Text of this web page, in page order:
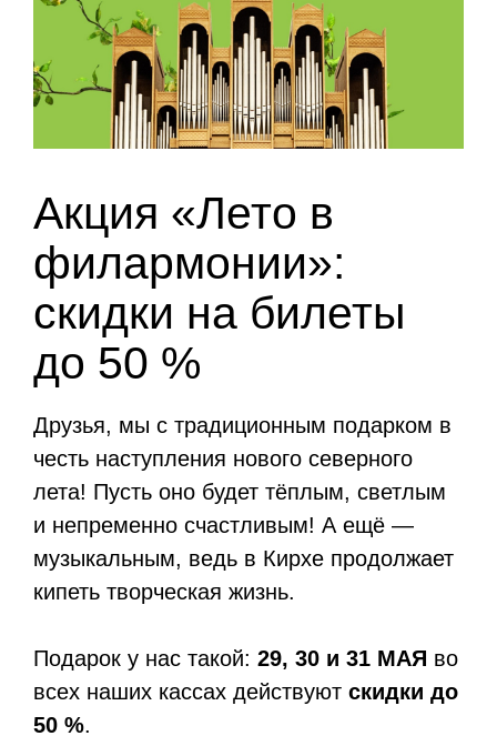
Акция «Лето в
филармонии»:
скидки на билеты
до 50 %
Друзья, мы с традиционным подарком в
честь наступления нового северного
лета! Пусть оно будет тёплым, светлым
и непременно счастливым! А ещё —
музыкальным, ведь в Кирхе продолжает
кипеть творческая жизнь.
Подарок у нас такой: 29, 30 и 31 МАЯ во
всех наших кассах действуют скидки до
50 %.